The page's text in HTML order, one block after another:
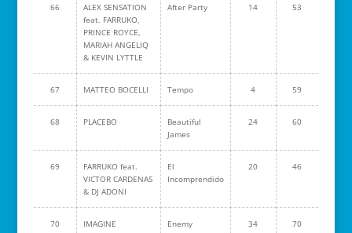
66
ALEX SENSATION
feat. FARRUKO,
PRINCE ROYCE,
MARIAH ANGELIQ
& KEVIN LYTTLE
After Party 14 53
67 MATTEO BOCELLI Tempo 4 59
68 PLACEBO
Beautiful
James
24 60
69
FARRUKO feat.
VICTOR CARDENAS
& DJ ADONI
El
Incomprendido
20 46
70
IMAGINE
Enemy 34 70